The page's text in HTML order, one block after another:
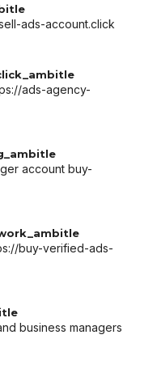
ads-account.click
ads-agency-
account buy-
buy-verified-ads-
business managers